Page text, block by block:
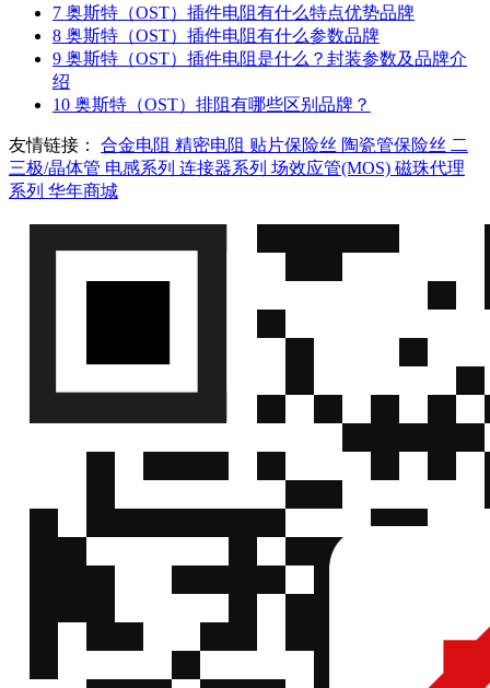
7 奥斯特（OST）插件电阻有什么特点优势品牌
8 奥斯特（OST）插件电阻有什么参数品牌
9 奥斯特（OST）插件电阻是什么？封装参数及品牌介
绍
10 奥斯特（OST）排阻有哪些区别品牌？
友情链接： 合金电阻 精密电阻 贴片保险丝 陶瓷管保险丝 二
三极/晶体管 电感系列 连接器系列 场效应管(MOS) 磁珠代理
系列 华年商城